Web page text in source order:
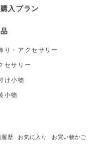
入プラン
り・アクセサリー
セサリー
け小物
小物
履歴 お気に入り お買い物かご